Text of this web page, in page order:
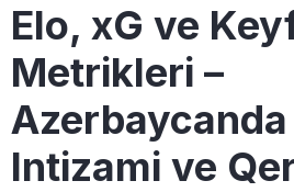
Elo, xG ve
Metrikleri –
Azerbaycanda
Intizami ve